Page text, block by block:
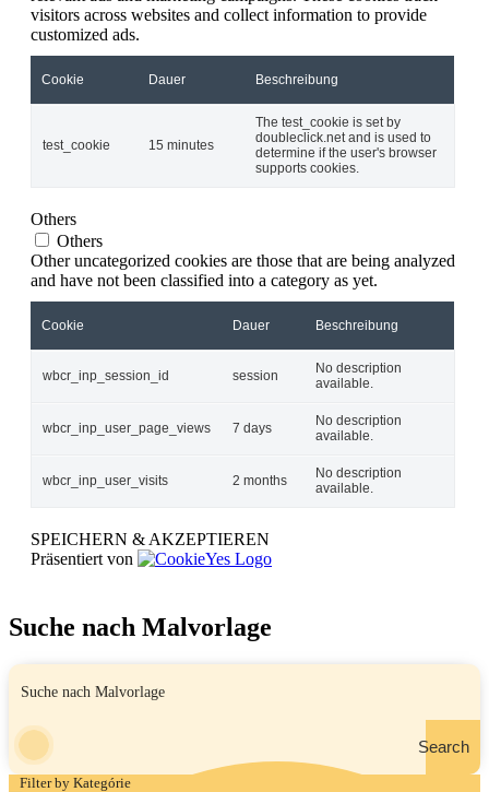
visitors across websites and collect information to provide
customized ads.
Cookie Dauer Beschreibung
test_cookie 15 minutes
The test_cookie is set by
doubleclick.net and is used to
determine if the user's browser
supports cookies.
Others
Others
Other uncategorized cookies are those that are being analyzed
and have not been classified into a category as yet.
Cookie Dauer Beschreibung
wbcr_inp_session_id session
No description
available.
wbcr_inp_user_page_views 7 days
No description
available.
wbcr_inp_user_visits 2 months
No description
available.
SPEICHERN & AKZEPTIEREN
Präsentiert von
Suche nach Malvorlage
Search
Filter by Kategórie